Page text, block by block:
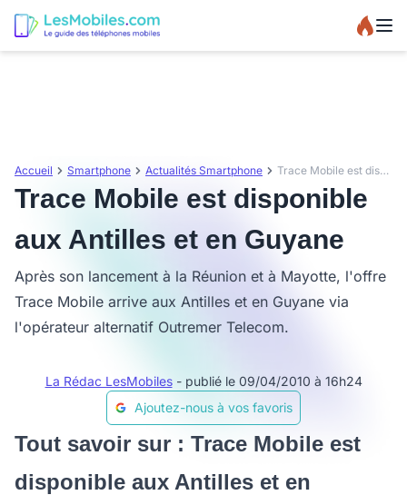
Accueil Smartphone Actualités Smartphone Trace Mobile est disponible aux Antilles et en Guyane
Trace Mobile est disponible
aux Antilles et en Guyane
Après son lancement à la Réunion et à Mayotte, l'offre
Trace Mobile arrive aux Antilles et en Guyane via
l'opérateur alternatif Outremer Telecom.
La Rédac LesMobiles - publié le 09/04/2010 à 16h24
Ajoutez-nous à vos favoris
Tout savoir sur : Trace Mobile est
disponible aux Antilles et en